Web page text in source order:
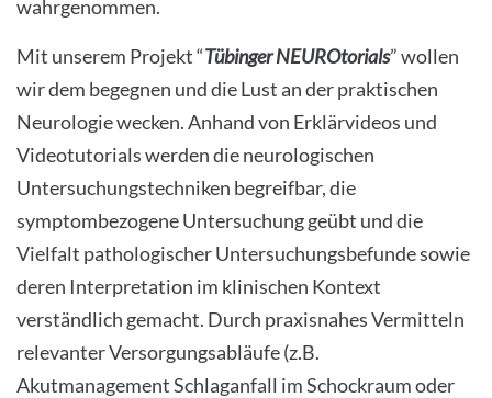
wahrgenommen.
Mit unserem Projekt “Tübinger NEUROtorials” wollen
wir dem begegnen und die Lust an der praktischen
Neurologie wecken. Anhand von Erklärvideos und
Videotutorials werden die neurologischen
Untersuchungstechniken begreifbar, die
symptombezogene Untersuchung geübt und die
Vielfalt pathologischer Untersuchungsbefunde sowie
deren Interpretation im klinischen Kontext
verständlich gemacht. Durch praxisnahes Vermitteln
relevanter Versorgungsabläufe (z.B.
Akutmanagement Schlaganfall im Schockraum oder